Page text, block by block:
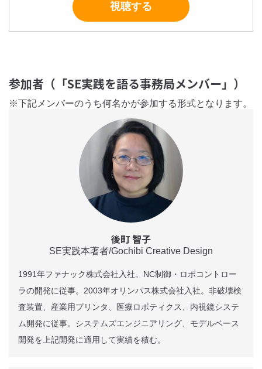
視聴する
参加者（「SE実践を語る事務局メンバー」）
※下記メンバーのうち何名かが参加する形式となります。
後町 智子
SE実践本著者/Gochibi Creative Design
1991年ファナック株式会社入社。NC制御・ロボコントロー
ラの開発に従事。2003年オリンパス株式会社入社。非破壊検
査装置、産業用プリンタ、医療ロボティクス、内視鏡システ
ム開発に従事。システムズエンジニアリング、モデルベース
開発を上記開発に適用して実績を積む。